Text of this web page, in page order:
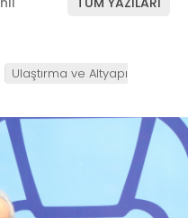
Ulaştırma ve Altyapı